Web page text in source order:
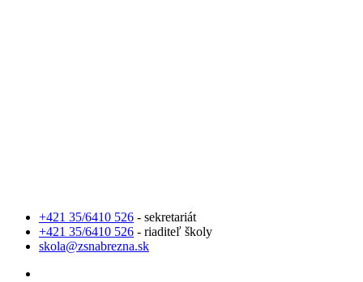
+421 35/6410 526 - sekretariát
+421 35/6410 526 - riaditeľ školy
skola@zsnabrezna.sk